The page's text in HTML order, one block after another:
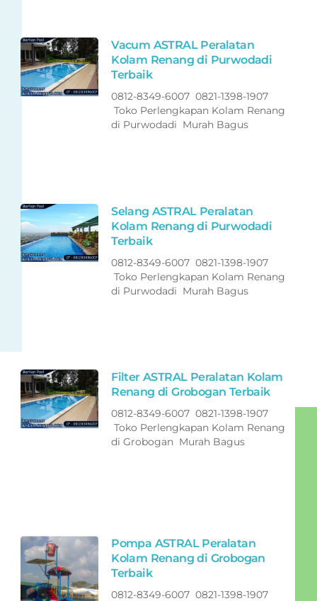
Vacum ASTRAL Peralatan
Kolam Renang di Purwodadi
Terbaik
0812-8349-6007 0821-1398-1907
Toko Perlengkapan Kolam Renang
di Purwodadi Murah Bagus
Selang ASTRAL Peralatan
Kolam Renang di Purwodadi
Terbaik
0812-8349-6007 0821-1398-1907
Toko Perlengkapan Kolam Renang
di Purwodadi Murah Bagus
Filter ASTRAL Peralatan Kolam
Renang di Grobogan Terbaik
0812-8349-6007 0821-1398-1907
Toko Perlengkapan Kolam Renang
di Grobogan Murah Bagus
Pompa ASTRAL Peralatan
Kolam Renang di Grobogan
Terbaik
0812-8349-6007 0821-1398-1907